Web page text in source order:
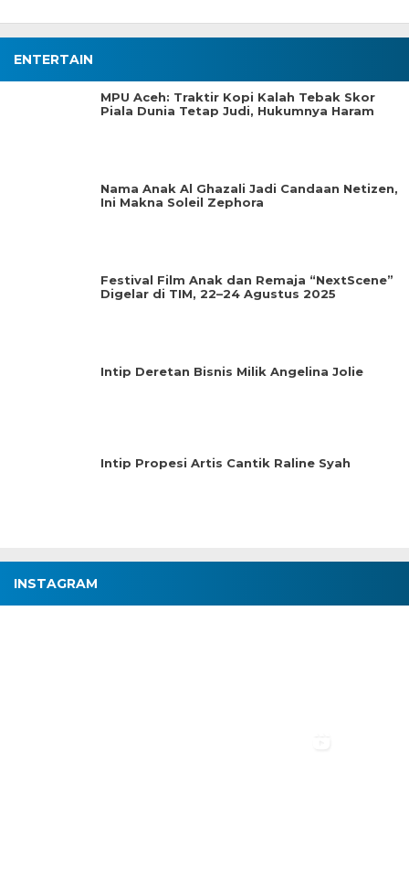
ENTERTAIN
MPU Aceh: Traktir Kopi Kalah Tebak Skor
Piala Dunia Tetap Judi, Hukumnya Haram
Nama Anak Al Ghazali Jadi Candaan Netizen,
Ini Makna Soleil Zephora
Festival Film Anak dan Remaja “NextScene”
Digelar di TIM, 22–24 Agustus 2025
Intip Deretan Bisnis Milik Angelina Jolie
Intip Propesi Artis Cantik Raline Syah
INSTAGRAM